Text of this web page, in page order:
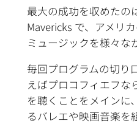
最大の成功を収めたの
Mavericks で、アメリ
ミュージックを様々な
毎回プログラムの切り
えばプロコフィエフな
を聴くことをメインに
るバレエや映画音楽を